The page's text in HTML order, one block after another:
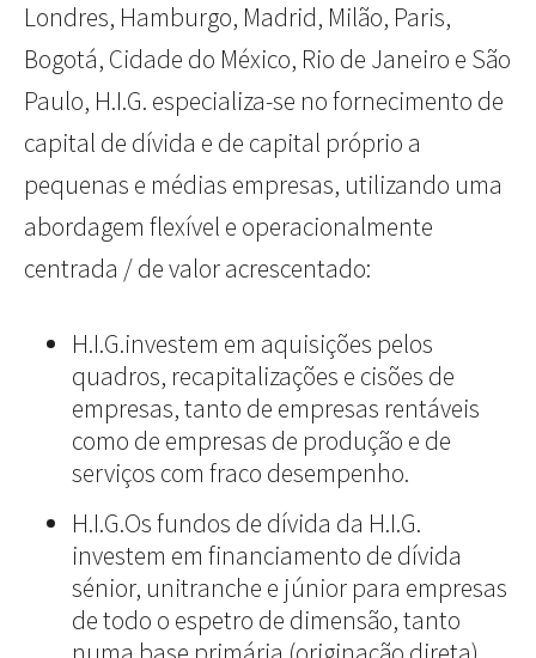
Londres, Hamburgo, Madrid, Milão, Paris,
Bogotá, Cidade do México, Rio de Janeiro e São
Paulo, H.I.G. especializa-se no fornecimento de
capital de dívida e de capital próprio a
pequenas e médias empresas, utilizando uma
abordagem flexível e operacionalmente
centrada / de valor acrescentado:
H.I.G.investem em aquisições pelos
quadros, recapitalizações e cisões de
empresas, tanto de empresas rentáveis
como de empresas de produção e de
serviços com fraco desempenho.
H.I.G.Os fundos de dívida da H.I.G.
investem em financiamento de dívida
sénior, unitranche e júnior para empresas
de todo o espetro de dimensão, tanto